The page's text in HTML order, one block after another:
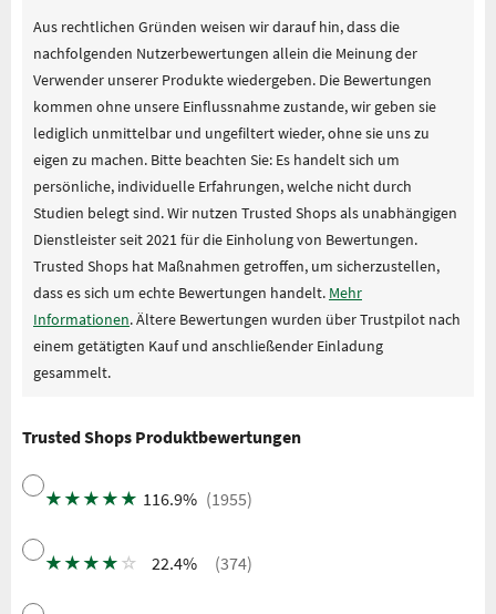
Aus rechtlichen Gründen weisen wir darauf hin, dass die
nachfolgenden Nutzerbewertungen allein die Meinung der
Verwender unserer Produkte wiedergeben. Die Bewertungen
kommen ohne unsere Einflussnahme zustande, wir geben sie
lediglich unmittelbar und ungefiltert wieder, ohne sie uns zu
eigen zu machen. Bitte beachten Sie: Es handelt sich um
persönliche, individuelle Erfahrungen, welche nicht durch
Studien belegt sind. Wir nutzen Trusted Shops als unabhängigen
Dienstleister seit 2021 für die Einholung von Bewertungen.
Trusted Shops hat Maßnahmen getroffen, um sicherzustellen,
dass es sich um echte Bewertungen handelt. Mehr
Informationen. Ältere Bewertungen wurden über Trustpilot nach
einem getätigten Kauf und anschließender Einladung
gesammelt.
Trusted Shops Produktbewertungen
★ ★ ★ ★ ★ 116.9% (1955)
★ ★ ★ ★ ☆ 22.4% (374)